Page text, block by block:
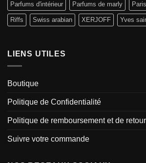
Parfums d'intérieur Parfums de marly
Riffs Swiss arabian XERJOFF Yves
LIENS UTILES
Boutique
Politique de Confidentialité
Politique de remboursement et de retour
Suivre votre commande